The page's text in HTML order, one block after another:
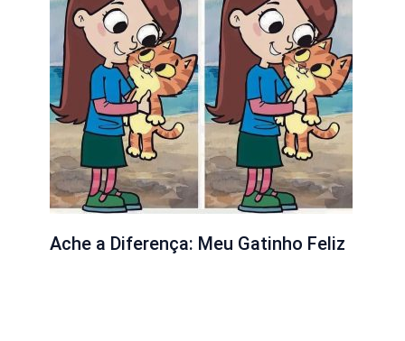
Ache a Diferença: Meu Gatinho Feliz